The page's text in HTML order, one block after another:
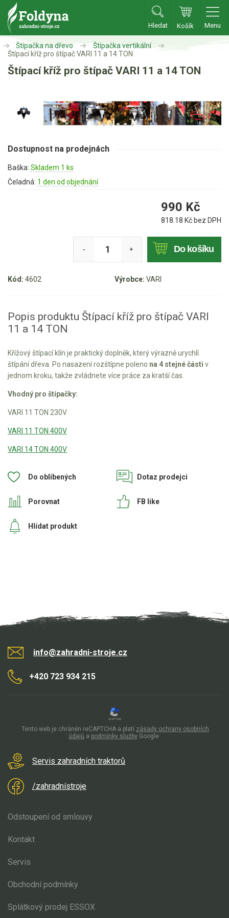
Hledat Košík Menu
Zahradní traktory
Zahradní traktory
Aku traktory
Příslušenství
Sekačky
Benzínové sekačky
Akumulátorové sekačky
Křovinořezy a vyžínače
Motorové pily
Benzínové pily
Aku pily
Elektrické pily
Jednoruční pily
Vyvětvovací pily
AKU zahradní technika
Aku křovinořezy a vyžínače
Aku pily
Aku STIHL
Štípačka vertikální
VARI
VARI malotraktory
Vertikutátory
Kultivátory
Nůžky na živý plot
Elektrické skútry
Elektrické tříkolky
Štípačka na dřevo
Štípačka vertikální
Štípací kříž pro štípač VARI 11 a 14 TON
Štípací kříž pro štípač VARI 11 a 14 TON
Kód: 4602 Výrobce: VARI
Dostupnost na prodejnách
Baška: Skladem 1 ks
Čeladná: 1 den od objednání
990 Kč
818.18 Kč bez DPH
- + Do košíku
Popis produktu Štípací kříž pro štípač VARI
11 a 14 TON
Křížový štípací klín je praktický doplněk, který výrazně urychlí
štípání dřeva. Po nasazení rozštípne poleno na 4 stejné části v
jednom kroku, takže zvládnete více práce za kratší čas.
Vhodný pro štípačky:
VARI 11 TON 230V
VARI 11 TON 400V
VARI 14 TON 400V
Do oblíbených
Porovnat
Dotaz prodejci
Hlídat produkt
FB like
info@zahradni-stroje.cz
+420 723 934 215
Servis zahradních traktorů
/zahradnístroje
Odstoupení od smlouvy
Kontakt
Servis
Obchodní podmínky
Splátkový prodej ESSOX
Tento web je chráněn reCAPTCHA a platí zásady ochrany osobních
údajů a podmínky služby Google